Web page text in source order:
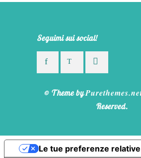
Seguimi sui social!
© Theme by
Reserved.
Le tue preferenze